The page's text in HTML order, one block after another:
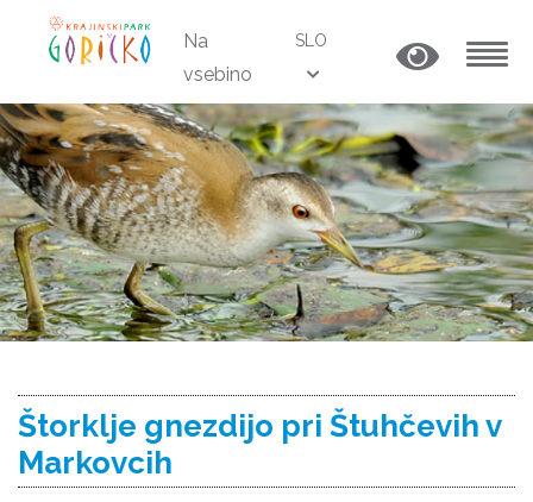
Na
vsebino
SLO
Štorklje gnezdijo pri Štuhčevih v
Markovcih